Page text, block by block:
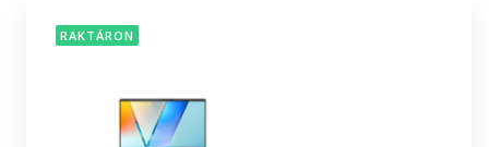
RAKTÁRON